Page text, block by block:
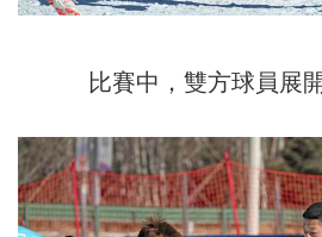
比賽中，雙方球員展